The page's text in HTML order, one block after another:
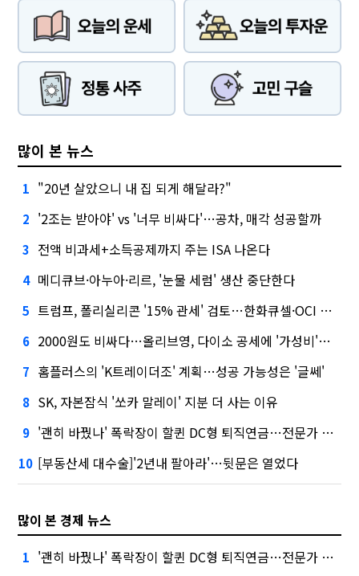
많이 본 뉴스
1 "20년 살았으니 내 집 되게 해달라?"
2 '2조는 받아야' vs '너무 비싸다'…공차, 매각 성공할까
3 전액 비과세+소득공제까지 주는 ISA 나온다
4 메디큐브·아누아·리르, '눈물 세럼' 생산 중단한다
5 트럼프, 폴리실리콘 '15% 관세' 검토…한화큐셀·OCI 영향은?
6 2000원도 비싸다…올리브영, 다이소 공세에 '가성비'로 맞불
7 홈플러스의 'K트레이더조' 계획…성공 가능성은 '글쎄'
8 SK, 자본잠식 '쏘카 말레이' 지분 더 사는 이유
9 '괜히 바꿨나' 폭락장이 할퀸 DC형 퇴직연금…전문가 조언은
10 [부동산세 대수술]'2년내 팔아라'…뒷문은 열었다
많이 본 경제 뉴스
1 '괜히 바꿨나' 폭락장이 할퀸 DC형 퇴직연금…전문가 조언은